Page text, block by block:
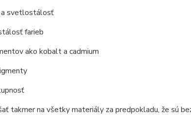
a svetlostálosť
farieb
ako kobalt a cadmium
takmer na všetky materiály za predpokladu, že sú